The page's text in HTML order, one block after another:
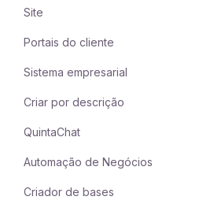
Site
Portais do cliente
Sistema empresarial
Criar por descrição
QuintaChat
Automação de Negócios
Criador de bases